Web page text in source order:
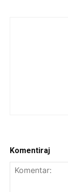
Komentiraj